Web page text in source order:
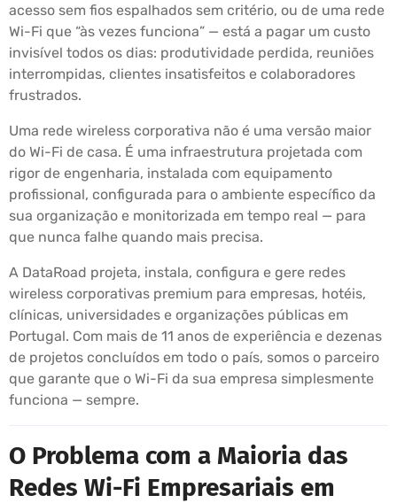
acesso sem fios espalhados sem critério, ou de uma rede
Wi-Fi que “às vezes funciona” — está a pagar um custo
invisível todos os dias: produtividade perdida, reuniões
interrompidas, clientes insatisfeitos e colaboradores
frustrados.
Uma rede wireless corporativa não é uma versão maior
do Wi-Fi de casa. É uma infraestrutura projetada com
rigor de engenharia, instalada com equipamento
profissional, configurada para o ambiente específico da
sua organização e monitorizada em tempo real — para
que nunca falhe quando mais precisa.
A DataRoad projeta, instala, configura e gere redes
wireless corporativas premium para empresas, hotéis,
clínicas, universidades e organizações públicas em
Portugal. Com mais de 11 anos de experiência e dezenas
de projetos concluídos em todo o país, somos o parceiro
que garante que o Wi-Fi da sua empresa simplesmente
funciona — sempre.
O Problema com a Maioria das
Redes Wi-Fi Empresariais em